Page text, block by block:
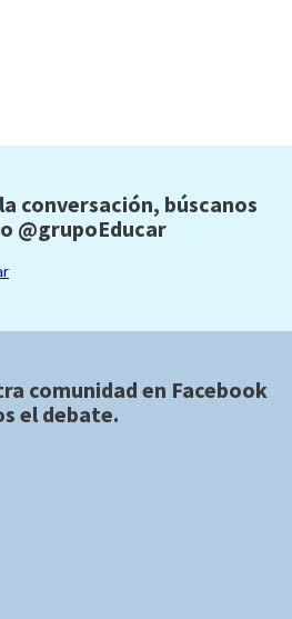
conversación, búscanos
@grupoEducar
comunidad en Facebook
el debate.